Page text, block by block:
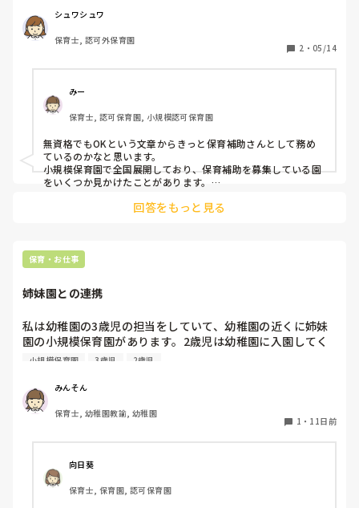
分足らずで面接は終わり、園内を見学させてもらって子ども
達を見たら可愛いすぎて、保育の仕事しかない!!って思って
たのに第一志望だった、その園が不採用になってしまいまし
た。泣さそうなぐらいショックです。職安通いながら、また
さかしひするけど、しばらくショックから立ち直れそうにな
シュワシュワ
保育士, 認可外保育園
2 ・ 05/14
みー
保育士, 認可保育園, 小規模認可保育園
無資格でもOKという文章からきっと保育補助さんとして務め
ているのかなと思います。
小規模保育園で全国展開しており、保育補助を募集している園
をいくつか見かけたことがあります。
ることも多くあります。
もありますよ。
回答をもっと見る
保育・お仕事
姉妹園との連携
私は幼稚園の3歳児の担当をしていて、幼稚園の近くに姉妹
園の小規模保育園があります。2歳児は幼稚園に入園してく
るので、保育園の先生と連携していますが、日常的に連携が
より関わりを増やし連携するために、入園後も保育園の先生
に行事など見にきてもらったり、園庭に遊びにきてもらった
りとしていますが、なかなか連携が取れていない状況です。
あれば教えて欲しいです！
小規模保育園 3歳児 2歳児
みんそん
保育士, 幼稚園教諭, 幼稚園
1 ・ 11日前
向日葵
保育士, 保育園, 認可保育園